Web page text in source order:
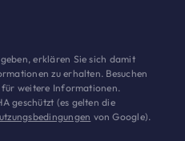
erklären Sie sich damit
zu erhalten. Besuchen
für weitere Informationen.
geschützt (es gelten die
von Google).